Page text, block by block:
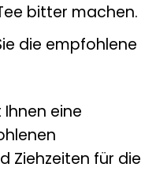
bitter machen.
die empfohlene
eine
Ziehzeiten für die